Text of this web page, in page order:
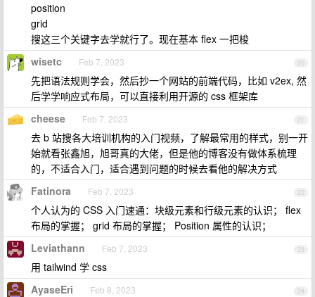
position
grid
搜这三个关键字去学就行了。现在基本 flex 一把梭
20
wisetc Feb 7, 2023
先把语法规则学会，然后抄一个网站的前端代码，比如 v2ex, 然
后学学响应式布局，可以直接利用开源的 css 框架库
21
cheese Feb 7, 2023
去 b 站搜各大培训机构的入门视频，了解最常用的样式，别一开
始就看张鑫旭，旭哥真的大佬，但是他的博客没有做体系梳理
的，不适合入门，适合遇到问题的时候去看他的解决方式
22
Fatinora Feb 7, 2023
个人认为的 CSS 入门速通：块级元素和行级元素的认识； flex
布局的掌握； grid 布局的掌握； Position 属性的认识；
23
Leviathann Feb 7, 2023
用 tailwind 学 css
24
AyaseEri Feb 8, 2023